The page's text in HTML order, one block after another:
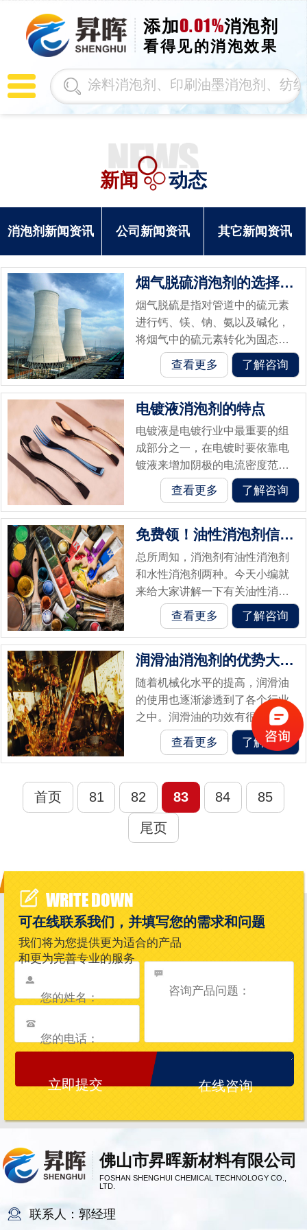
添加0.01%消泡剂
看得见的消泡效果
新闻动态
消泡剂新闻资讯 公司新闻资讯 其它新闻资讯
烟气脱硫消泡剂的选择要素
烟气脱硫是指对管道中的硫元素
进行钙、镁、钠、氨以及碱化，
将烟气中的硫元素转化为固态含
硫物质的过程。硫本身就是一种
有害的元素，烟气更是一种大气
污染物，对人体的生命安全健康
是有很大的危...
查看更多 了解咨询
电镀液消泡剂的特点
电镀液是电镀行业中最重要的组
成部分之一，在电镀时要依靠电
镀液来增加阴极的电流密度范围
以及金属的抗氧化性能以便于达
到更好的电镀效果。但是在电镀
液的使用当中起泡问题非常常
见，这些泡沫不...
查看更多 了解咨询
免费领！油性消泡剂信息整理汇总
总所周知，消泡剂有油性消泡剂
和水性消泡剂两种。今天小编就
来给大家讲解一下有关油性消泡
剂的一些小知识！油性消泡剂是
一种用矿物油或者是聚醚制成的
消泡剂，相较于水性消泡剂而
言，他的制作不...
查看更多 了解咨询
润滑油消泡剂的优势大公开
随着机械化水平的提高，润滑油
的使用也逐渐渗透到了各个行业
之中。润滑油的功效有很多，可
以起到润滑作用、冷却作用、防
锈作用以及密封等作用。在工业
量也在逐步扩...
查看更多 了解咨询
首页 81 82 83 84 85
尾页
佛山市昇晖新材料有限公司
FOSHAN SHENGHUI CHEMICAL TECHNOLOGY CO.,
LTD.
联系人：郭经理
WRITE DOWN
可在线联系我们，并填写您的需求和问题
我们将为您提供更为适合的产品
和更为完善专业的服务
在线咨询